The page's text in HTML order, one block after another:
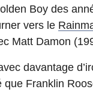
Boy des
vers le
Matt Damon
davantage
que Franklin